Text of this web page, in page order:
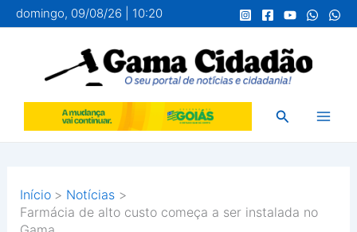
para
conteúdo
domingo, 09/08/26 | 10:20
Pesquisar
Início
Notícias
Farmácia de alto custo começa a ser instalada no